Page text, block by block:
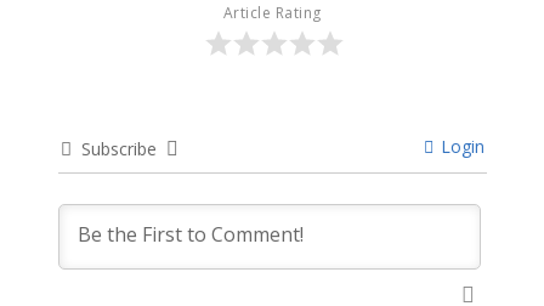
Article Rating
Subscribe Login